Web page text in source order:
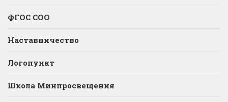
ФГОС СОО
Наставничество
Логопункт
Школа Минпросвещения